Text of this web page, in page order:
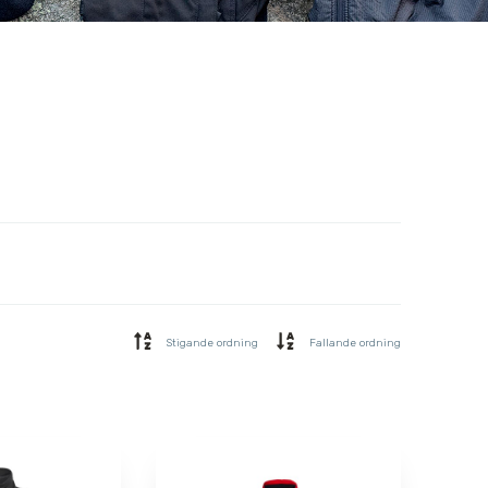
Stigande ordning Fallande ordning